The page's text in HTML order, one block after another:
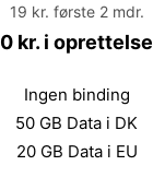
19 kr. første 2 mdr.
0 kr. i oprettelse
Ingen binding
50 GB Data i DK
20 GB Data i EU